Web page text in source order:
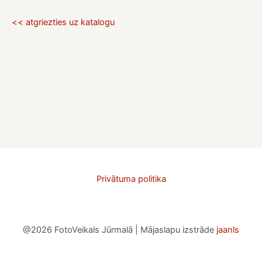
<< atgriezties uz katalogu
Privātuma politika
@2026 FotoVeikals Jūrmalā | Mājaslapu izstrāde jaanls